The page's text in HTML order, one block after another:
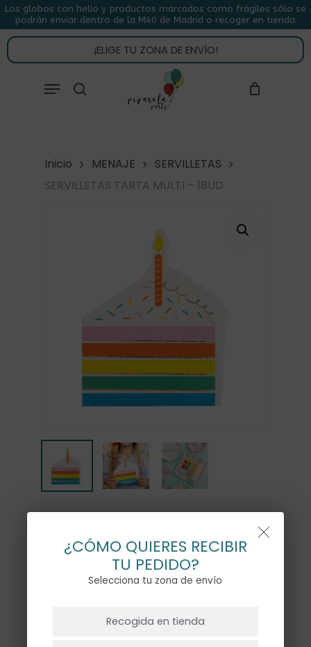
Skip
to
main
content
Los globos con helio y productos marcados como frágiles sólo se
podrán enviar dentro de la M40 de Madrid o recoger en tienda.
¡ELIGE TU ZONA DE ENVÍO!
Menu
CARRITO CLOSE
CART
Inicio MENAJE
SERVILLETAS
SERVILLETAS TARTA MULTI – 18UD
SERVILLETAS TARTA MULTI
– 18UD
11,50€
Pack de 18 servilletas de papel con
Menu
¿CÓMO QUIERES RECIBIR
TU PEDIDO?
Selecciona tu zona de envío
Recogida en tienda